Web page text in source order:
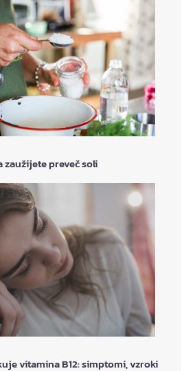
zaužijete preveč soli
vitamina B12: simptomi, vzroki